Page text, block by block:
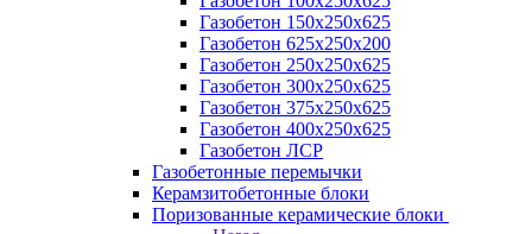
Газобетон 150х250х625
Газобетон 625х250х200
Газобетон 250х250х625
Газобетон 300х250х625
Газобетон 375х250х625
Газобетон 400х250х625
Газобетон ЛСР
Газобетонные перемычки
Керамзитобетонные блоки
Поризованные керамические блоки